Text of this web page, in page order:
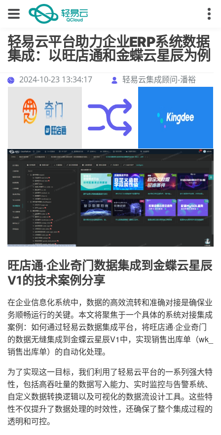
轻易云平台助力企业ERP系统数据
集成：以旺店通和金蝶云星辰为例
2024-10-23 13:34:17 轻易云集成顾问-潘裕
旺店通·企业奇门数据集成到金蝶云星辰
V1的技术案例分享
在企业信息化系统中，数据的高效流转和准确对接是确保业
务顺畅运行的关键。本文将聚焦于一个具体的系统对接集成
案例：如何通过轻易云数据集成平台，将旺店通·企业奇门
的数据无缝集成到金蝶云星辰V1中，实现销售出库单（wk_
销售出库单）的自动化处理。
为了实现这一目标，我们利用了轻易云平台的一系列强大特
性，包括高吞吐量的数据写入能力、实时监控与告警系统、
自定义数据转换逻辑以及可视化的数据流设计工具。这些特
性不仅提升了数据处理的时效性，还确保了整个集成过程的
透明和可控。